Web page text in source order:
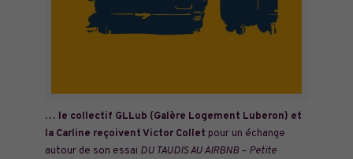
… le collectif GLLub (Galère Logement Luberon) et
la Carline reçoivent Victor Collet pour un échange
autour de son essai DU TAUDIS AU AIRBNB – Petite